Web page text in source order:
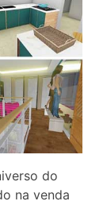
do
na venda